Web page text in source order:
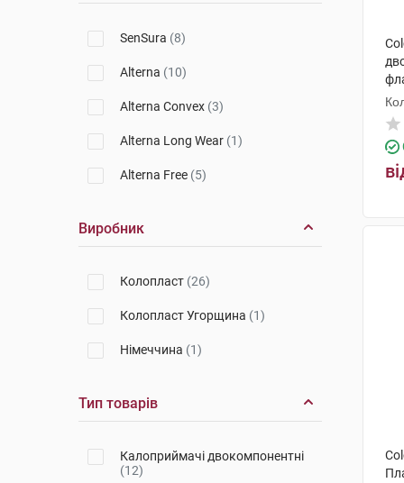
SenSura (8)
Alterna (10)
Alterna Convex (3)
Alterna Long Wear (1)
Alterna Free (5)
Виробник
Колопласт (26)
Колопласт Угорщина (1)
Німеччина (1)
Тип товарів
Калоприймачі двокомпонентні
(12)